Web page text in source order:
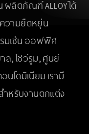
ลิตภัณฑ์ ALLOY ได้
วามยืดหยุ่น
รมเช่น ออฟฟิศ
ล, โชว์รูม, ศูนย์
โดมิเนียม เรามี
หรับงานตกแต่ง